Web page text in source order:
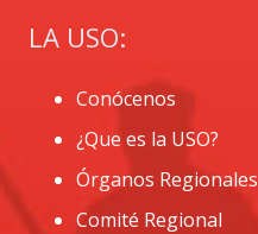
LA USO:
Conócenos
¿Que es la USO?
Órganos Regionales
Comité Regional